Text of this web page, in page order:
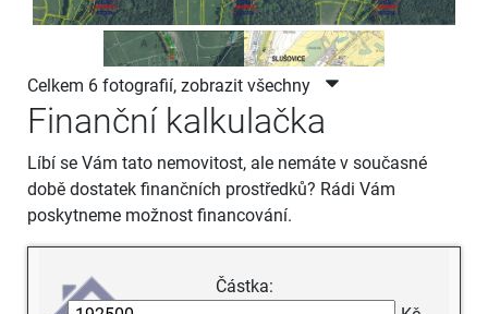
Celkem 6 fotografií, zobrazit všechny
Finanční kalkulačka
Líbí se Vám tato nemovitost, ale nemáte v současné
době dostatek finančních prostředků? Rádi Vám
poskytneme možnost financování.
Částka: